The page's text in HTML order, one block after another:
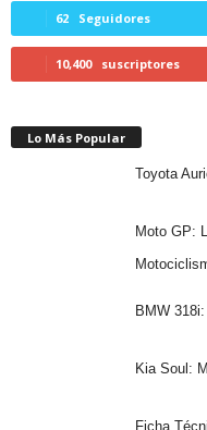
62 Seguidores
10,400 suscriptores
Lo Más Popular
Toyota
Moto GP:
BMW
Kia Soul:
Ficha